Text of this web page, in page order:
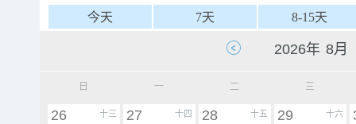
今天 7天 8-15天
日 一 二 三
十三
26 十四
27 十五
28 十六
29